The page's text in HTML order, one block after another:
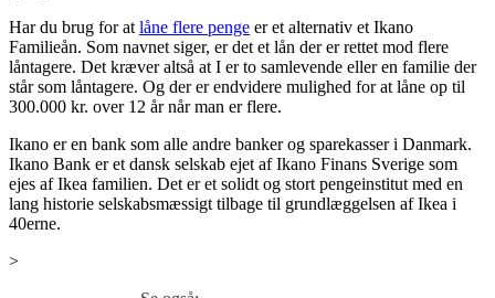
Har du brug for at låne flere penge er et alternativ et Ikano
Familieån. Som navnet siger, er det et lån der er rettet mod flere
låntagere. Det kræver altså at I er to samlevende eller en familie der
står som låntagere. Og der er endvidere mulighed for at låne op til
300.000 kr. over 12 år når man er flere.
Ikano er en bank som alle andre banker og sparekasser i Danmark.
Ikano Bank er et dansk selskab ejet af Ikano Finans Sverige som
ejes af Ikea familien. Det er et solidt og stort pengeinstitut med en
lang historie selskabsmæssigt tilbage til grundlæggelsen af Ikea i
40erne.
>